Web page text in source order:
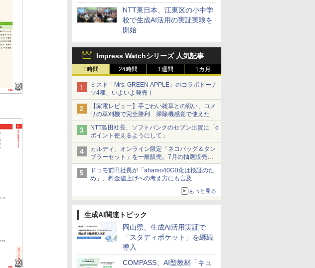
ステーション
NTT東日本、江東区の小中学
校で生成AI活用の実証実験を
開始
Impress Watchシリーズ 人気記事
1時間 24時間 1週間 1カ月
ミスド「Mrs. GREEN APPLE」のコラボドーナ
ツ4種、いよいよ発売！
【家電レビュー】手ごわい雑草との戦い、コメ
リの草刈機で完全勝利 掃除機感覚で使えた
NTT島田社長、ソフトバンクのセブン出資に「d
ポイント使えるようにして」
カルディ、オンライン限定「ネコバッグ＆タン
ブラーセット」を一般販売。7月の抽選販売の
当選無効分
ドコモ前田社長が「ahamo40GB化は検証のた
め」、料金値上げへの考え方にも言及
もっと見る
生成AI関連トピック
岡山県、生成AI活用実証で
「スタディポケット」を継続
導入
COMPASS、AI型教材「キュ